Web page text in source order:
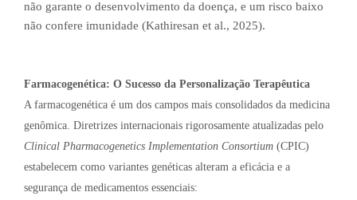
não garante o desenvolvimento da doença, e um risco baixo
não confere imunidade (Kathiresan et al., 2025).
Farmacogenética: O Sucesso da Personalização Terapêutica
A farmacogenética é um dos campos mais consolidados da medicina
genômica. Diretrizes internacionais rigorosamente atualizadas pelo
Clinical Pharmacogenetics Implementation Consortium (CPIC)
estabelecem como variantes genéticas alteram a eficácia e a
segurança de medicamentos essenciais: